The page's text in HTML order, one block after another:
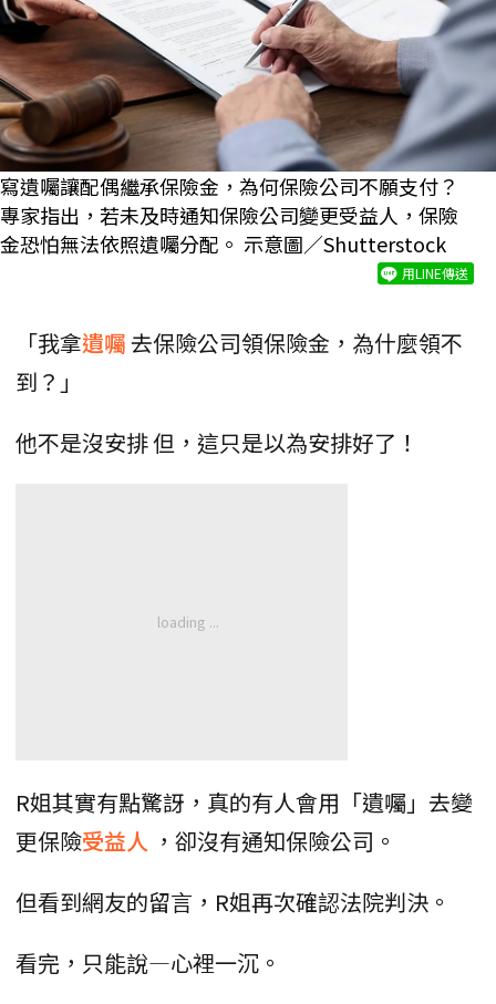
寫遺囑讓配偶繼承保險金，為何保險公司不願支付？
專家指出，若未及時通知保險公司變更受益人，保險
金恐怕無法依照遺囑分配。 示意圖／Shutterstock
用LINE傳送
「我拿遺囑去保險公司領保險金，為什麼領不
到？」
他不是沒安排 但，這只是以為安排好了！
R姐其實有點驚訝，真的有人會用「遺囑」去變
更保險受益人 ，卻沒有通知保險公司。
但看到網友的留言，R姐再次確認法院判決。
看完，只能說—心裡一沉。